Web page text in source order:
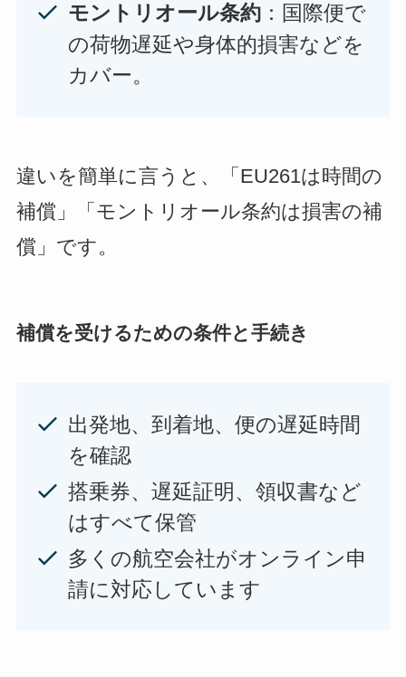
モントリオール条約 ：国際便で
の荷物遅延や身体的損害などを
カバー。
違いを簡単に言うと、「EU261は時間の
補償」「モントリオール条約は損害の補
償」です。
補償を受けるための条件と手続き
出発地、到着地、便の遅延時間
を確認
搭乗券、遅延証明、領収書など
はすべて保管
多くの航空会社がオンライン申
請に対応しています